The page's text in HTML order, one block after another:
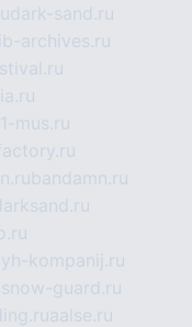
dark-sand.ru
archives.ru
1-mus.ru
bandamn.ru
kompanij.ru
snow-guard.ru
aalse.ru